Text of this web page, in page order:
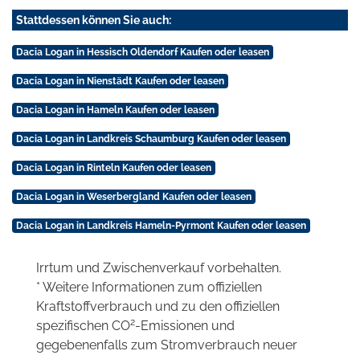
Stattdessen können Sie auch:
Dacia Logan in Hessisch Oldendorf Kaufen oder leasen
Dacia Logan in Nienstädt Kaufen oder leasen
Dacia Logan in Hameln Kaufen oder leasen
Dacia Logan in Landkreis Schaumburg Kaufen oder leasen
Dacia Logan in Rinteln Kaufen oder leasen
Dacia Logan in Weserbergland Kaufen oder leasen
Dacia Logan in Landkreis Hameln-Pyrmont Kaufen oder leasen
Irrtum und Zwischenverkauf vorbehalten.
* Weitere Informationen zum offiziellen
Kraftstoffverbrauch und zu den offiziellen
spezifischen CO2-Emissionen und
gegebenenfalls zum Stromverbrauch neuer